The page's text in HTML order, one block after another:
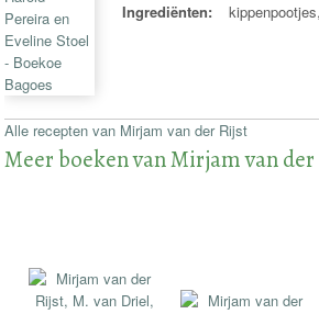
Ingrediënten:
Alle recepten van Mirjam van der Rijst
Meer boeken van Mirjam van